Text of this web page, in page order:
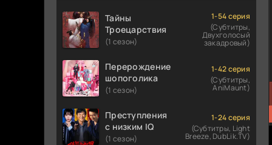
Тайны
Троецарствия
(1 сезон)
1-54 серия
(Субтитры,
Двухголосый
закадровый)
Перерождение
шопоголика
(1 сезон)
1-42 серия
(Субтитры,
AniMaunt)
Преступления
с низким IQ
(1 сезон)
1-24 серия
(Субтитры, Light
Breeze, DubLik.TV)